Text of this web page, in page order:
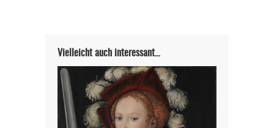
In eigener Sache
Vielleicht auch interessant…